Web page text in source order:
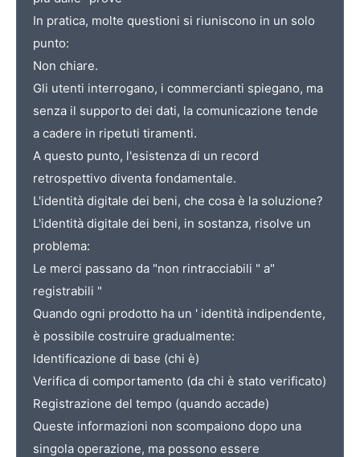
In pratica, molte questioni si riuniscono in un solo
punto:
Non chiare.
Gli utenti interrogano, i commercianti spiegano, ma
senza il supporto dei dati, la comunicazione tende
a cadere in ripetuti tiramenti.
A questo punto, l'esistenza di un record
retrospettivo diventa fondamentale.
L'identità digitale dei beni, che cosa è la soluzione?
L'identità digitale dei beni, in sostanza, risolve un
problema:
Le merci passano da "non rintracciabili " a"
registrabili "
Quando ogni prodotto ha un ' identità indipendente,
è possibile costruire gradualmente:
Identificazione di base (chi è)
Verifica di comportamento (da chi è stato verificato)
Registrazione del tempo (quando accade)
Queste informazioni non scompaiono dopo una
singola operazione, ma possono essere